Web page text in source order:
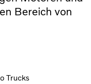
Bereich von
Trucks